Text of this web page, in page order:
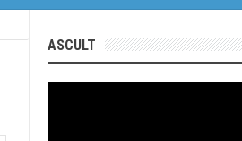
ASCULT